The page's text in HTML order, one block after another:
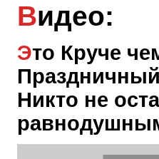
Видео:
Это Круче чем Оливье!!
Никто не